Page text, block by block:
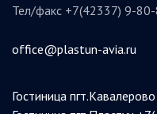
Тел/факс +7(42337) 9-
office@plastun-avia.ru
Гостиница